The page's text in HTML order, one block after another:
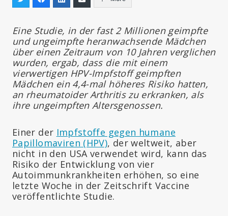
Eine Studie, in der fast 2 Millionen geimpfte
und ungeimpfte heranwachsende Mädchen
über einen Zeitraum von 10 Jahren verglichen
wurden, ergab, dass die mit einem
vierwertigen HPV-Impfstoff geimpften
Mädchen ein 4,4-mal höheres Risiko hatten,
an rheumatoider Arthritis zu erkranken, als
ihre ungeimpften Altersgenossen.
Einer der Impfstoffe gegen humane
Papillomaviren (HPV), der weltweit, aber
nicht in den USA verwendet wird, kann das
Risiko der Entwicklung von vier
Autoimmunkrankheiten erhöhen, so eine
letzte Woche in der Zeitschrift Vaccine
veröffentlichte Studie.